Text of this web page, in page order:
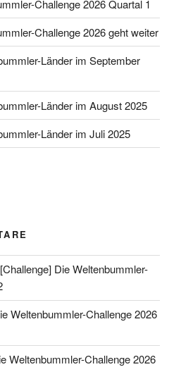
Challenge 2026 Quartal 1
Challenge 2026 geht weiter
Länder im September
Länder im August 2025
Länder im Juli 2025
[Challenge] Die Weltenbummler-
Weltenbummler-Challenge 2026
Weltenbummler-Challenge 2026